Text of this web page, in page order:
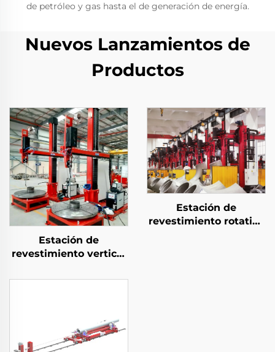
de petróleo y gas hasta el de generación de energía.
Nuevos Lanzamientos de
Productos
Estación de
revestimiento vertical
Estación de
revestimiento rotativo